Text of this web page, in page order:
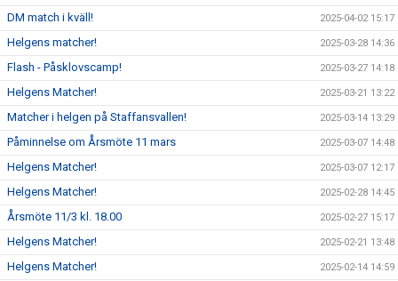
DM match i kväll! 2025-04-02 15:17
Helgens matcher! 2025-03-28 14:36
Flash - Påsklovscamp! 2025-03-27 14:18
Helgens Matcher! 2025-03-21 13:22
Matcher i helgen på Staffansvallen! 2025-03-14 13:29
Påminnelse om Årsmöte 11 mars 2025-03-07 14:48
Helgens Matcher! 2025-03-07 12:17
Helgens Matcher! 2025-02-28 14:45
Årsmöte 11/3 kl. 18.00 2025-02-27 15:17
Helgens Matcher! 2025-02-21 13:48
Helgens Matcher! 2025-02-14 14:59